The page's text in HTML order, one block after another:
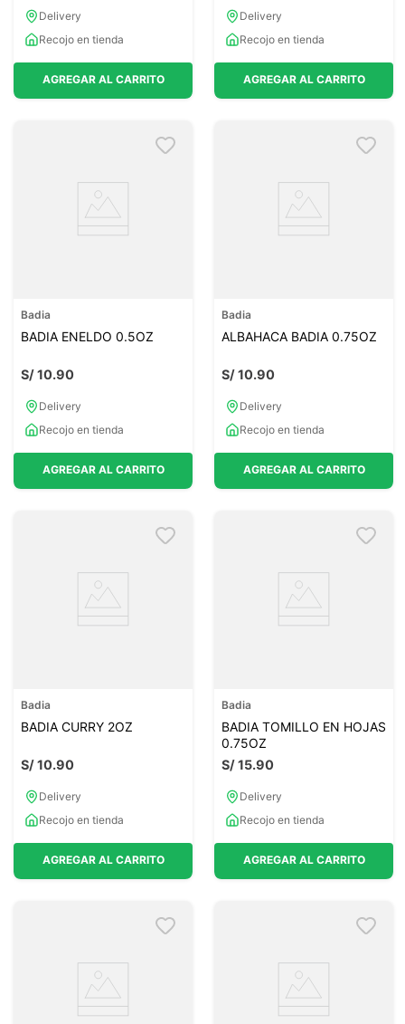
Delivery
Recojo en tienda
AGREGAR AL CARRITO
Delivery
Recojo en tienda
AGREGAR AL CARRITO
Badia
BADIA ENELDO 0.5OZ
S/10.90
Delivery
Recojo en tienda
AGREGAR AL CARRITO
Badia
ALBAHACA BADIA 0.75OZ
S/10.90
Delivery
Recojo en tienda
AGREGAR AL CARRITO
Badia
BADIA CURRY 2OZ
S/10.90
Delivery
Recojo en tienda
AGREGAR AL CARRITO
Badia
BADIA TOMILLO EN HOJAS
0.75OZ
S/15.90
Delivery
Recojo en tienda
AGREGAR AL CARRITO